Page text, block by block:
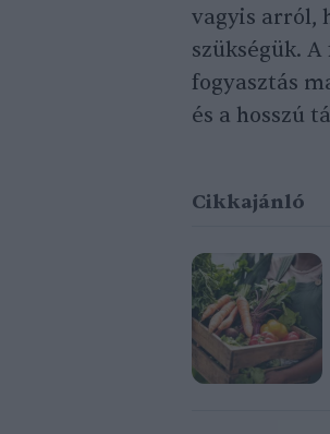
vagyis arról,
szükségük.
fogyasztás
és a hosszú
Cikkajánló